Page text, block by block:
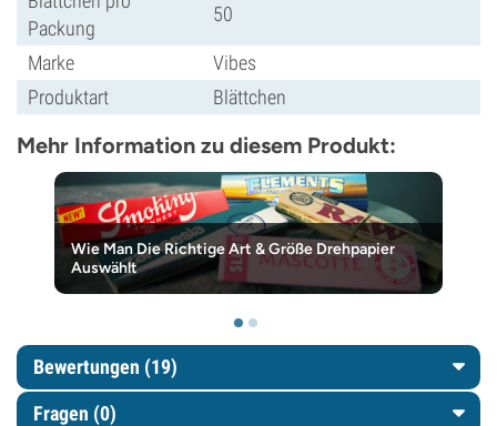
Packung
50
Marke
Vibes
Produktart
Blättchen
Mehr Information zu diesem Produkt:
Wie Man Die Richtige Art & Größe Drehpapier
Auswählt
Bewertungen (19)
Fragen (0)